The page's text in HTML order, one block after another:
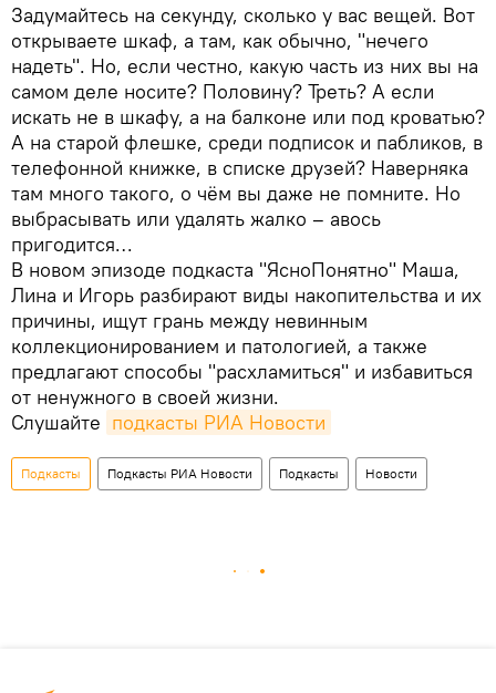
Задумайтесь на секунду, сколько у вас вещей. Вот
открываете шкаф, а там, как обычно, "нечего
надеть". Но, если честно, какую часть из них вы на
самом деле носите? Половину? Треть? А если
искать не в шкафу, а на балконе или под кроватью?
А на старой флешке, среди подписок и пабликов, в
телефонной книжке, в списке друзей? Наверняка
там много такого, о чём вы даже не помните. Но
выбрасывать или удалять жалко – авось
пригодится…
В новом эпизоде подкаста "ЯсноПонятно" Маша,
Лина и Игорь разбирают виды накопительства и их
причины, ищут грань между невинным
коллекционированием и патологией, а также
предлагают способы "расхламиться" и избавиться
от ненужного в своей жизни.
Слушайте подкасты РИА Новости
Подкасты Подкасты РИА Новости Подкасты Новости